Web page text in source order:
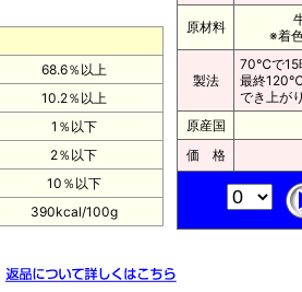
68.6％以上
10.2％以上
1％以下
2％以下
10％以下
390kcal/100g
原材料
※着
製法
70℃で15
最終
でき上が
原産国
価 格